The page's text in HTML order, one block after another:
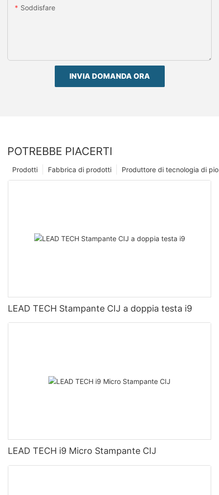
Soddisfare
INVIA DOMANDA ORA
POTREBBE PIACERTI
Produttore di tecnologia di
Fabbrica di prodotti
Prodotti
LEAD TECH Stampante CIJ a doppia testa i9
LEAD TECH i9 Micro Stampante CIJ